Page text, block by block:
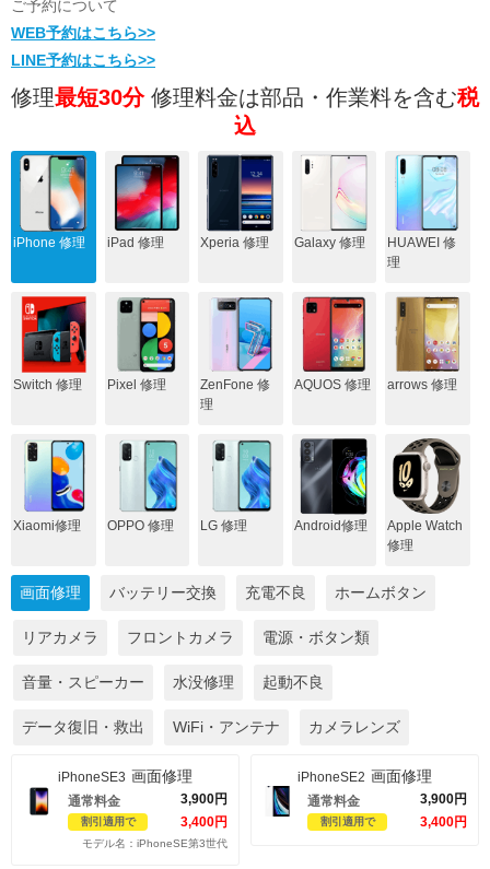
ご予約について
WEB予約はこちら>>
LINE予約はこちら>>
修理最短30分 修理料金は部品・作業料を含む税
込
iPhone 修理 iPad 修理 Xperia 修理 Galaxy 修理
HUAWEI 修
理
Switch 修理 Pixel 修理
ZenFone 修
理
AQUOS 修理 arrows 修理
Xiaomi修理 OPPO 修理 LG 修理 Android修理
Apple Watch
修理
画面修理 バッテリー交換 充電不良 ホームボタン
リアカメラ フロントカメラ 電源・ボタン類
音量・スピーカー 水没修理 起動不良
データ復旧・救出 WiFi・アンテナ カメラレンズ
iPhoneSE3 画面修理
通常料金 3,900円
割引適用で 3,400円
モデル名：iPhoneSE第3世代
iPhoneSE2 画面修理
通常料金 3,900円
割引適用で 3,400円